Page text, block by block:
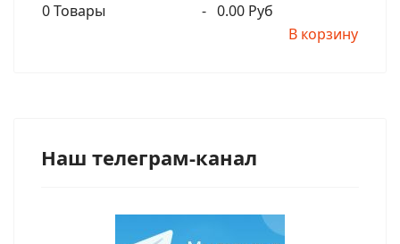
0Товары - 0.00 Руб
В корзину
Наш телеграм-канал